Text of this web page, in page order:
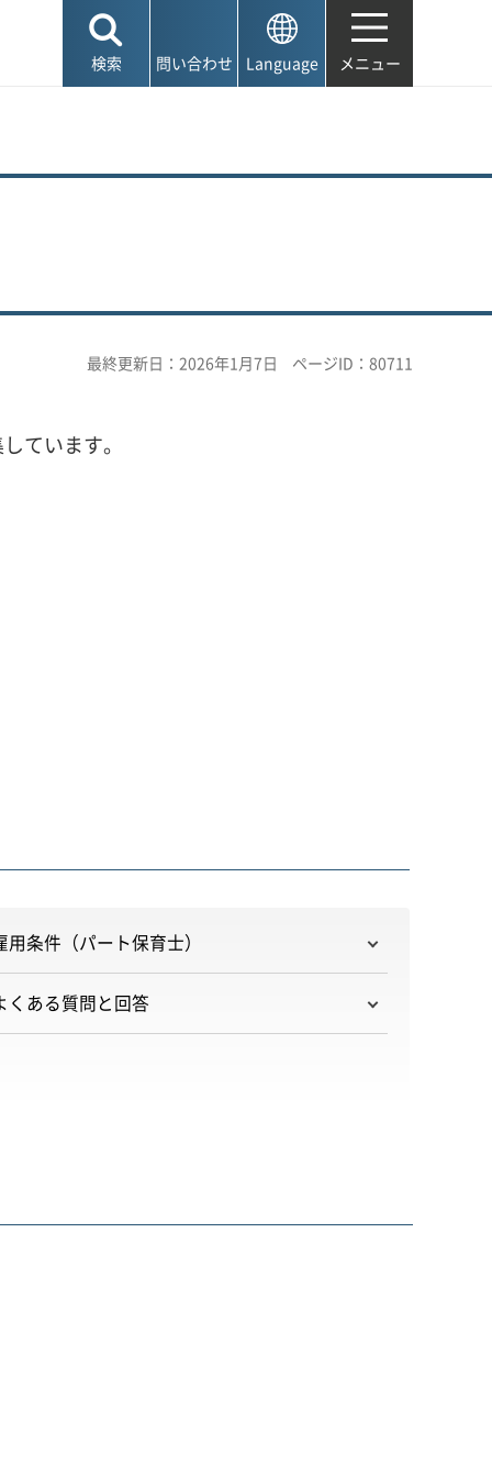
検索 問い合わせ Language メニュー
最終更新日：2026年1月7日 ページID：80711
ています。
用条件（パート保育士）
くある質問と回答